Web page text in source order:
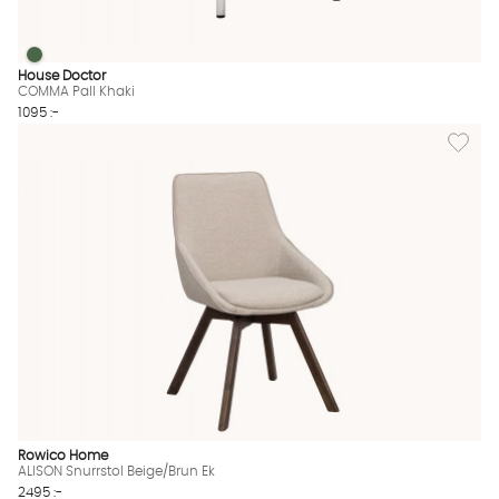
COMMA Pall Khaki Finns även i dessa färger:
COMMA Pall Khaki
House Doctor
COMMA Pall Khaki
1095 :-
Lägg
Rowico Home
ALISON Snurrstol Beige/Brun Ek
2495 :-